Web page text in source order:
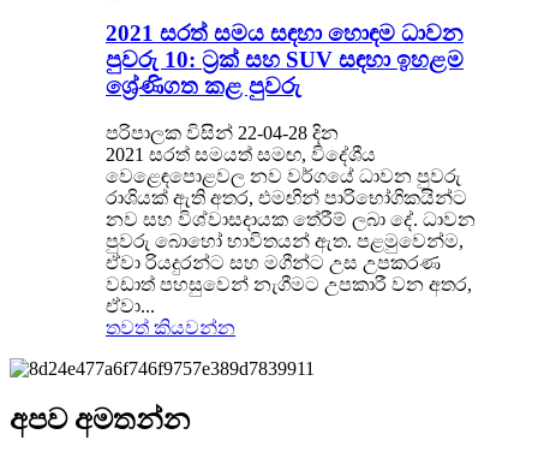
2021 සරත් සමය සඳහා හොඳම ධාවන
පුවරු 10: ට්‍රක් සහ SUV සඳහා ඉහළම
ශ්‍රේණිගත කළ පුවරු
පරිපාලක විසින් 22-04-28 දින
2021 සරත් සමයත් සමඟ, විදේශීය
වෙළෙඳපොළවල නව වර්ගයේ ධාවන පුවරු
රාශියක් ඇති අතර, එමඟින් පාරිභෝගිකයින්ට
නව සහ විශ්වාසදායක තේරීම් ලබා දේ. ධාවන
පුවරු බොහෝ භාවිතයන් ඇත. පළමුවෙන්ම,
ඒවා රියදුරන්ට සහ මගීන්ට උස උපකරණ
වඩාත් පහසුවෙන් නැගීමට උපකාරී වන අතර,
ඒවා...
තවත් කියවන්න
අපව අමතන්න